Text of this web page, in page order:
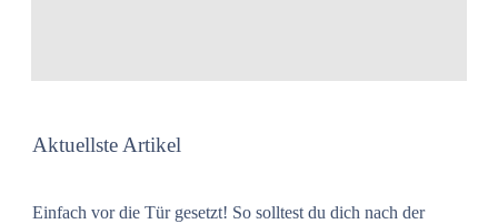
Aktuellste Artikel
Einfach vor die Tür gesetzt! So solltest du dich nach der